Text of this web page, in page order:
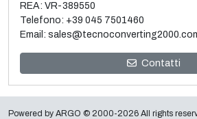
Vendita e smontaggio 3
Galileo
Leggi tutto
REA: VR-389550
Telefono: +39 045 7501460
Email:
Contatti
Powered by ARGO © 2000-2026 All rights